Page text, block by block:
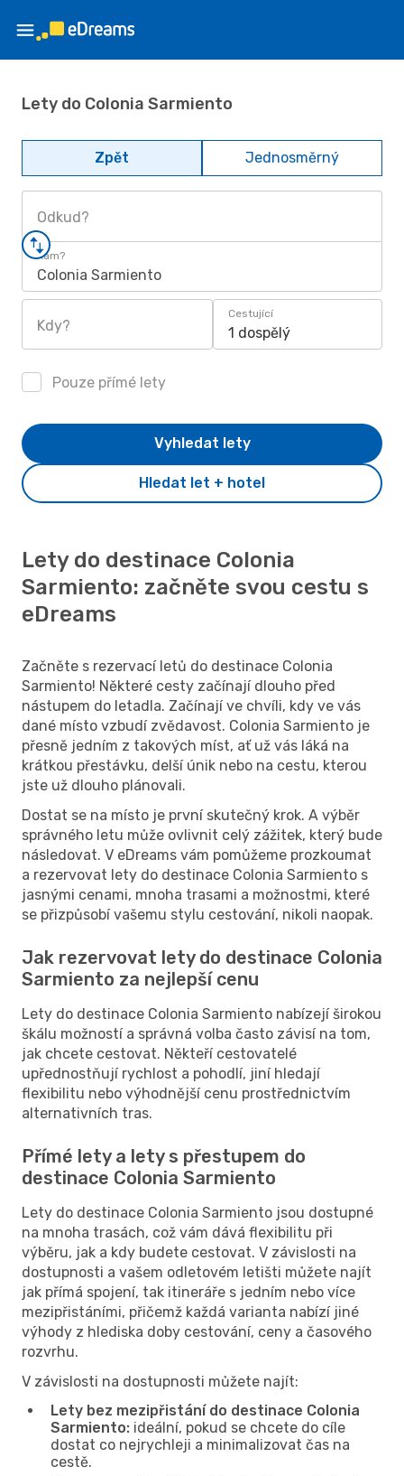
Lety do Colonia Sarmiento
Zpět Jednosměrný
Odkud?
Kam?
Colonia Sarmiento
Kdy?
Cestující
1 dospělý
Pouze přímé lety
Hledat let + hotel
Vyhledat lety
Lety do destinace Colonia
Sarmiento: začněte svou cestu s
eDreams
Začněte s rezervací letů do destinace Colonia
Sarmiento! Některé cesty začínají dlouho před
nástupem do letadla. Začínají ve chvíli, kdy ve vás
dané místo vzbudí zvědavost. Colonia Sarmiento je
přesně jedním z takových míst, ať už vás láká na
krátkou přestávku, delší únik nebo na cestu, kterou
jste už dlouho plánovali.
Dostat se na místo je první skutečný krok. A výběr
správného letu může ovlivnit celý zážitek, který bude
následovat. V eDreams vám pomůžeme prozkoumat
a rezervovat lety do destinace Colonia Sarmiento s
jasnými cenami, mnoha trasami a možnostmi, které
se přizpůsobí vašemu stylu cestování, nikoli naopak.
Jak rezervovat lety do destinace Colonia
Sarmiento za nejlepší cenu
Lety do destinace Colonia Sarmiento nabízejí širokou
škálu možností a správná volba často závisí na tom,
jak chcete cestovat. Někteří cestovatelé
upřednostňují rychlost a pohodlí, jiní hledají
flexibilitu nebo výhodnější cenu prostřednictvím
alternativních tras.
Přímé lety a lety s přestupem do
destinace Colonia Sarmiento
Lety do destinace Colonia Sarmiento jsou dostupné
na mnoha trasách, což vám dává flexibilitu při
výběru, jak a kdy budete cestovat. V závislosti na
dostupnosti a vašem odletovém letišti můžete najít
jak přímá spojení, tak itineráře s jedním nebo více
mezipřistáními, přičemž každá varianta nabízí jiné
výhody z hlediska doby cestování, ceny a časového
rozvrhu.
V závislosti na dostupnosti můžete najít:
Lety bez mezipřistání do destinace Colonia
Sarmiento: ideální, pokud se chcete do cíle
dostat co nejrychleji a minimalizovat čas na
cestě.